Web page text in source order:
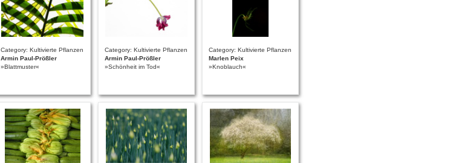
Category: Kultivierte Pflanzen
Armin Paul-Prößler
»Blattmuster«
Category: Kultivierte Pflanzen
Armin Paul-Prößler
»Schönheit im Tod«
Category: Kultivierte Pflanzen
Marlen Peix
»Knoblauch«